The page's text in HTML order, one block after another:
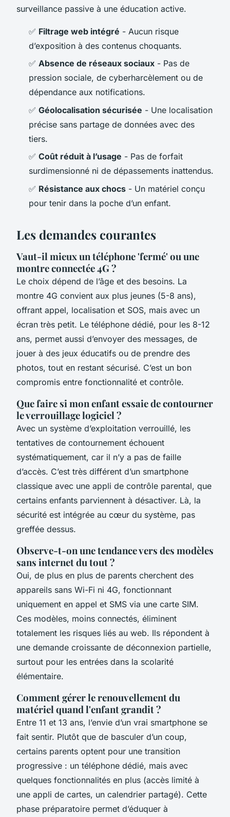
surveillance passive à une éducation active.
✅ Filtrage web intégré - Aucun risque
d’exposition à des contenus choquants.
✅ Absence de réseaux sociaux - Pas de
pression sociale, de cyberharcèlement ou de
dépendance aux notifications.
✅ Géolocalisation sécurisée - Une localisation
précise sans partage de données avec des
tiers.
✅ Coût réduit à l’usage - Pas de forfait
surdimensionné ni de dépassements inattendus.
✅ Résistance aux chocs - Un matériel conçu
pour tenir dans la poche d’un enfant.
Les demandes courantes
Vaut-il mieux un téléphone 'fermé' ou une
montre connectée 4G ?
Le choix dépend de l’âge et des besoins. La
montre 4G convient aux plus jeunes (5-8 ans),
offrant appel, localisation et SOS, mais avec un
écran très petit. Le téléphone dédié, pour les 8-12
ans, permet aussi d’envoyer des messages, de
jouer à des jeux éducatifs ou de prendre des
photos, tout en restant sécurisé. C’est un bon
compromis entre fonctionnalité et contrôle.
Que faire si mon enfant essaie de contourner
le verrouillage logiciel ?
Avec un système d’exploitation verrouillé, les
tentatives de contournement échouent
systématiquement, car il n’y a pas de faille
d’accès. C’est très différent d’un smartphone
classique avec une appli de contrôle parental, que
certains enfants parviennent à désactiver. Là, la
sécurité est intégrée au cœur du système, pas
greffée dessus.
Observe-t-on une tendance vers des modèles
sans internet du tout ?
Oui, de plus en plus de parents cherchent des
appareils sans Wi-Fi ni 4G, fonctionnant
uniquement en appel et SMS via une carte SIM.
Ces modèles, moins connectés, éliminent
totalement les risques liés au web. Ils répondent à
une demande croissante de déconnexion partielle,
surtout pour les entrées dans la scolarité
élémentaire.
Comment gérer le renouvellement du
matériel quand l'enfant grandit ?
Entre 11 et 13 ans, l’envie d’un vrai smartphone se
fait sentir. Plutôt que de basculer d’un coup,
certains parents optent pour une transition
progressive : un téléphone dédié, mais avec
quelques fonctionnalités en plus (accès limité à
une appli de cartes, un calendrier partagé). Cette
phase préparatoire permet d’éduquer à